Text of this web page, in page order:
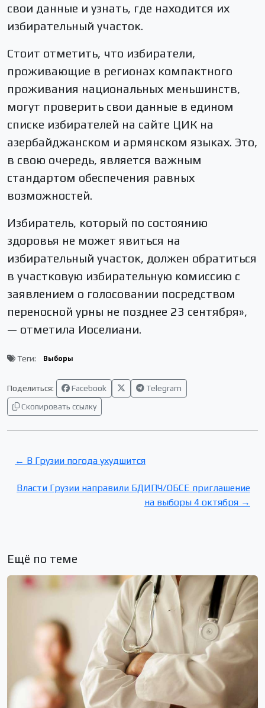
свои данные и узнать, где находится их
избирательный участок.
Стоит отметить, что избиратели,
проживающие в регионах компактного
проживания национальных меньшинств,
могут проверить свои данные в едином
списке избирателей на сайте ЦИК на
азербайджанском и армянском языках. Это,
в свою очередь, является важным
стандартом обеспечения равных
возможностей.
Избиратель, который по состоянию
здоровья не может явиться на
избирательный участок, должен обратиться
в участковую избирательную комиссию с
заявлением о голосовании посредством
переносной урны не позднее 23 сентября»,
— отметила Иоселиани.
Теги: Выборы
Поделиться: Facebook
Telegram
Скопировать ссылку
← В Грузии погода ухудшится
Власти Грузии направили БДИПЧ/ОБСЕ приглашение
на выборы 4 октября →
Ещё по теме